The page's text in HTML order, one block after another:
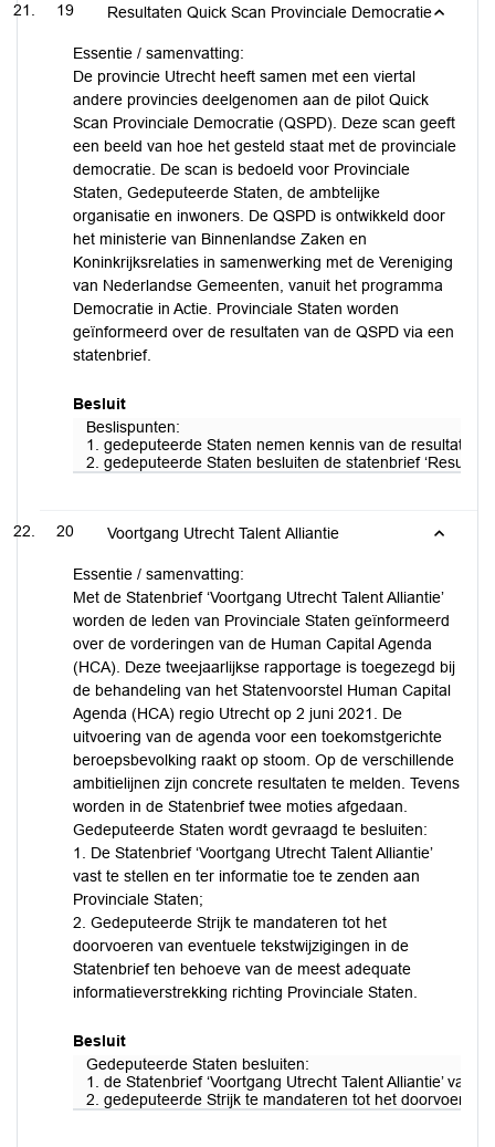
19 Resultaten Quick Scan Provinciale Democratie
Essentie / samenvatting:
De provincie Utrecht heeft samen met een viertal
andere provincies deelgenomen aan de pilot Quick
Scan Provinciale Democratie (QSPD). Deze scan geeft
een beeld van hoe het gesteld staat met de provinciale
democratie. De scan is bedoeld voor Provinciale
Staten, Gedeputeerde Staten, de ambtelijke
organisatie en inwoners. De QSPD is ontwikkeld door
het ministerie van Binnenlandse Zaken en
Koninkrijksrelaties in samenwerking met de Vereniging
van Nederlandse Gemeenten, vanuit het programma
Democratie in Actie. Provinciale Staten worden
geïnformeerd over de resultaten van de QSPD via een
statenbrief.
Besluit
Beslispunten:
1. gedeputeerde Staten nemen kennis van de resultaten
2. gedeputeerde Staten besluiten de statenbrief
20 Voortgang Utrecht Talent Alliantie
Essentie / samenvatting:
Met de Statenbrief ‘Voortgang Utrecht Talent Alliantie’
worden de leden van Provinciale Staten geïnformeerd
over de vorderingen van de Human Capital Agenda
(HCA). Deze tweejaarlijkse rapportage is toegezegd bij
de behandeling van het Statenvoorstel Human Capital
Agenda (HCA) regio Utrecht op 2 juni 2021. De
uitvoering van de agenda voor een toekomstgerichte
beroepsbevolking raakt op stoom. Op de verschillende
ambitielijnen zijn concrete resultaten te melden. Tevens
worden in de Statenbrief twee moties afgedaan.
Gedeputeerde Staten wordt gevraagd te besluiten:
1. De Statenbrief ‘Voortgang Utrecht Talent Alliantie’
vast te stellen en ter informatie toe te zenden aan
Provinciale Staten;
2. Gedeputeerde Strijk te mandateren tot het
doorvoeren van eventuele tekstwijzigingen in de
Statenbrief ten behoeve van de meest adequate
informatieverstrekking richting Provinciale Staten.
Besluit
Gedeputeerde Staten besluiten:
1. de Statenbrief ‘Voortgang Utrecht Talent Alliantie’
2. gedeputeerde Strijk te mandateren tot het doorvoeren